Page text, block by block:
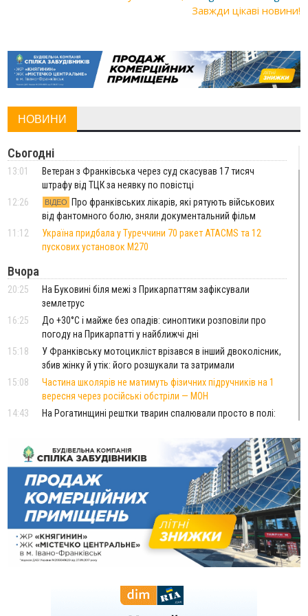
Завжди цікаві новини!
НОВИНИ
Сьогодні
13:01
Ветеран з Франківська через суд скасував 17 тисяч
штрафу від ТЦК за неявку по повістці
12:26
ВІДЕО
Про франківських лікарів, які рятують військових
від фантомного болю, зняли документальний фільм
11:12
Україна придбала у Туреччини 70 ракет ATACMS та 12
пускових установок M270
Вчора
20:25
На Буковині біля межі з Прикарпаттям зафіксували
землетрус
16:25
До +30°C і майже без опадів: синоптики розповіли про
погоду на Прикарпатті у найближчі дні
15:18
У Франківську мотоцикліст врізався в інший двоколісник,
збив жінку й утік: його розшукали та затримали
15:08
Частина школярів не матимуть фізичних підручників на 1
вересня через російські обстріли — МОН
14:43
На Рогатинщині рештки тварин спалювали просто в полі:
13:25
Пірс, ігровий майданчик і зона для пікніків: оголосили
тендер на 7 мільйонів на благоустрій Німецького озера
12:14
У Калуші на озері в міському парку масово загинули
качки та риба
11:18
Майстра лісу з Верховинщини оштрафували на 600 тисяч за
переправлення чоловіків до Румунії
10:49
На Прикарпатті через негоду сталися аварійні вимкнення
світла
За змову на тендері для Долинської лікарні двох
Яремчанський суд виніс вирок чоловіку, який у Буковелі
вкрав із супермаркету пляшку віскі за 8,5 тисяч